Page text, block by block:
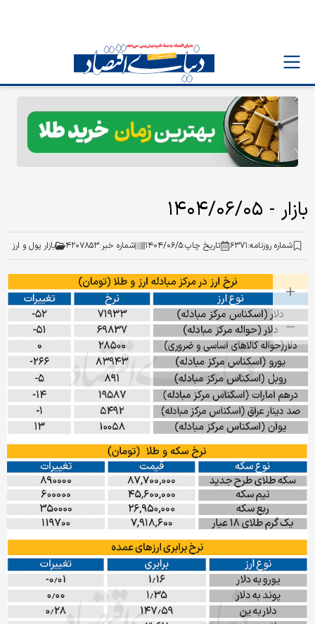
بازار - ۱۴۰۴/۰۶/۰۵
شماره روزنامه:۶۳۷۱ تاریخ چاپ:۱۴۰۴/۰۶/۵ شماره خبر:۴۲۰۷۸۵۳ بازار پول و ارز